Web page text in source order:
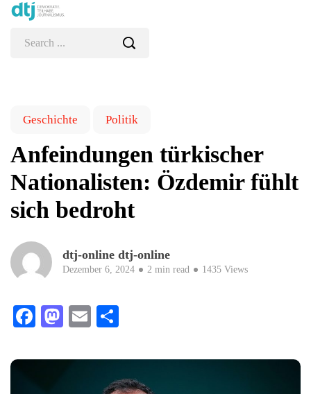
Geschichte Politik
Anfeindungen türkischer
Nationalisten: Özdemir fühlt
sich bedroht
dtj-online dtj-online
Dezember 6, 2024 2 min read 1435 Views
Facebook
Mastodon
Email